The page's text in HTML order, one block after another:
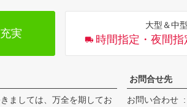
実
大型＆中
時間指定・夜間
ましては、万全を期してお
お問合せ先
お問い合わせ